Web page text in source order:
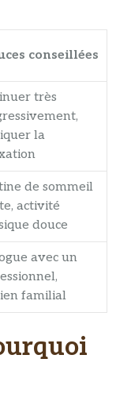
conseillées
très
la
de sommeil
activité
douce
avec un
familial